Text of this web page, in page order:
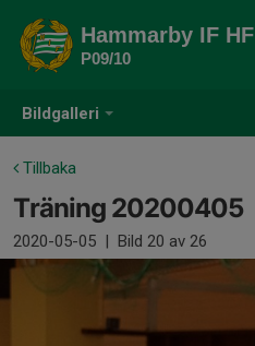
Bildgalleri
Hammarby IF HF
P09/10
Tillbaka
Träning 20200405
2020-05-05 | Bild 20 av 26